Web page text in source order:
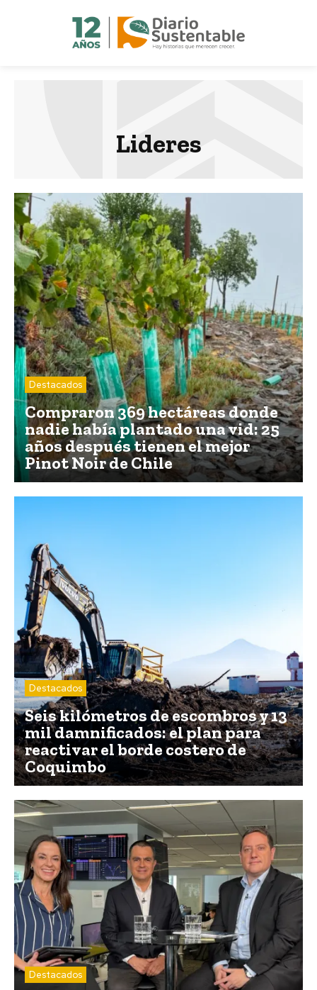
Lideres
Destacados
Compraron 369 hectáreas donde
nadie había plantado una vid: 25
años después tienen el mejor
Pinot Noir de Chile
Destacados
Seis kilómetros de escombros y 13
mil damnificados: el plan para
reactivar el borde costero de
Coquimbo
Destacados